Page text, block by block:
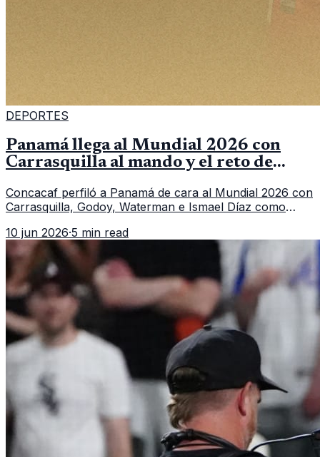
DEPORTES
Panamá llega al Mundial 2026 con
Carrasquilla al mando y el reto de
Concacaf perfiló a Panamá de cara al Mundial 2026 con
Carrasquilla, Godoy, Waterman e Ismael Díaz como
Inglaterra, Croacia y Ghana.
10 jun 2026·5 min read